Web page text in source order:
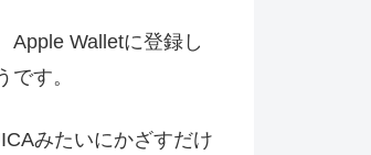
Apple Walletに登録し
す。
みたいにかざすだけ